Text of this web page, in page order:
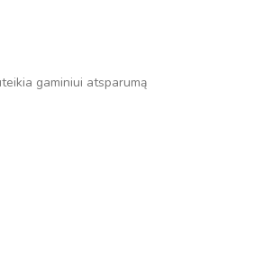
gaminiui atsparumą